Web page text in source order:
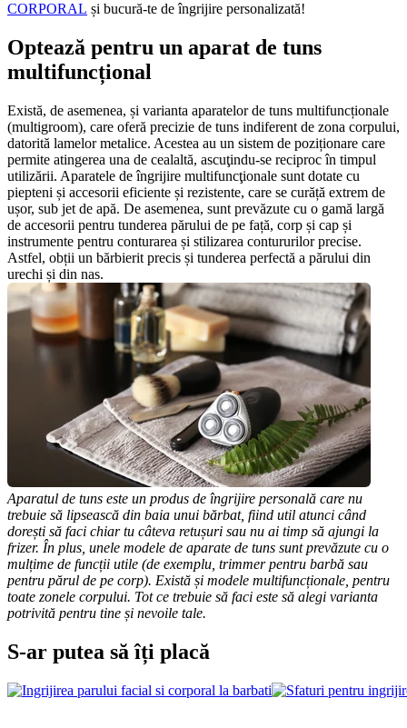
CORPORAL și bucură-te de îngrijire personalizată!
Optează pentru un aparat de tuns
multifuncțional
Există, de asemenea, și varianta aparatelor de tuns multifuncționale
(multigroom), care oferă precizie de tuns indiferent de zona corpului,
datorită lamelor metalice. Acestea au un sistem de poziționare care
permite atingerea una de cealaltă, ascuţindu-se reciproc în timpul
utilizării. Aparatele de îngrijire multifuncţionale sunt dotate cu
piepteni și accesorii eficiente și rezistente, care se curăță extrem de
ușor, sub jet de apă. De asemenea, sunt prevăzute cu o gamă largă
de accesorii pentru tunderea părului de pe față, corp și cap și
instrumente pentru conturarea și stilizarea contururilor precise.
Astfel, obții un bărbierit precis și tunderea perfectă a părului din
urechi și din nas.
Aparatul de tuns este un produs de îngrijire personală care nu
trebuie să lipsească din baia unui bărbat, fiind util atunci când
dorești să faci chiar tu câteva retușuri sau nu ai timp să ajungi la
frizer. În plus, unele modele de aparate de tuns sunt prevăzute cu o
mulțime de funcții utile (de exemplu, trimmer pentru barbă sau
pentru părul de pe corp). Există și modele multifuncționale, pentru
toate zonele corpului. Tot ce trebuie să faci este să alegi varianta
potrivită pentru tine și nevoile tale.
S-ar putea să îți placă